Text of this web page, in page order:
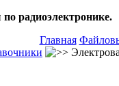
радиоэлектронике.
Главная